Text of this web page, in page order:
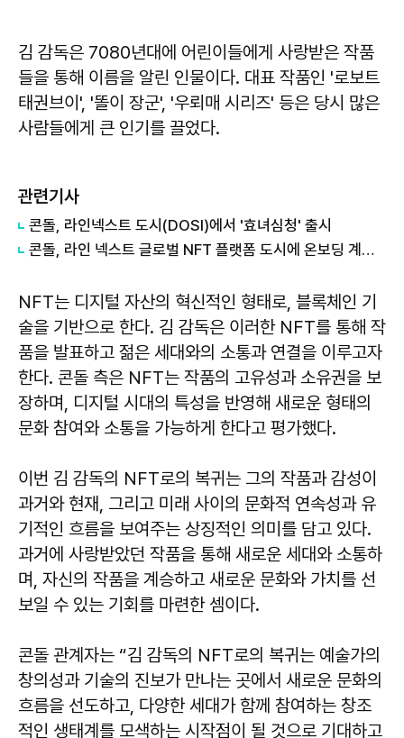
김 감독은 7080년대에 어린이들에게 사랑받은 작품
들을 통해 이름을 알린 인물이다. 대표 작품인 '로보트
태권브이', '똘이 장군', '우뢰매 시리즈' 등은 당시 많은
사람들에게 큰 인기를 끌었다.
관련기사
콘돌, 라인넥스트 도시(DOSI)에서 '효녀심청' 출시
콘돌, 라인 넥스트 글로벌 NFT 플랫폼 도시에 온보딩 계약 체결
NFT는 디지털 자산의 혁신적인 형태로, 블록체인 기
술을 기반으로 한다. 김 감독은 이러한 NFT를 통해 작
품을 발표하고 젊은 세대와의 소통과 연결을 이루고자
한다. 콘돌 측은 NFT는 작품의 고유성과 소유권을 보
장하며, 디지털 시대의 특성을 반영해 새로운 형태의
문화 참여와 소통을 가능하게 한다고 평가했다.
이번 김 감독의 NFT로의 복귀는 그의 작품과 감성이
과거와 현재, 그리고 미래 사이의 문화적 연속성과 유
기적인 흐름을 보여주는 상징적인 의미를 담고 있다.
과거에 사랑받았던 작품을 통해 새로운 세대와 소통하
며, 자신의 작품을 계승하고 새로운 문화와 가치를 선
보일 수 있는 기회를 마련한 셈이다.
콘돌 관계자는 “김 감독의 NFT로의 복귀는 예술가의
창의성과 기술의 진보가 만나는 곳에서 새로운 문화의
흐름을 선도하고, 다양한 세대가 함께 참여하는 창조
적인 생태계를 모색하는 시작점이 될 것으로 기대하고